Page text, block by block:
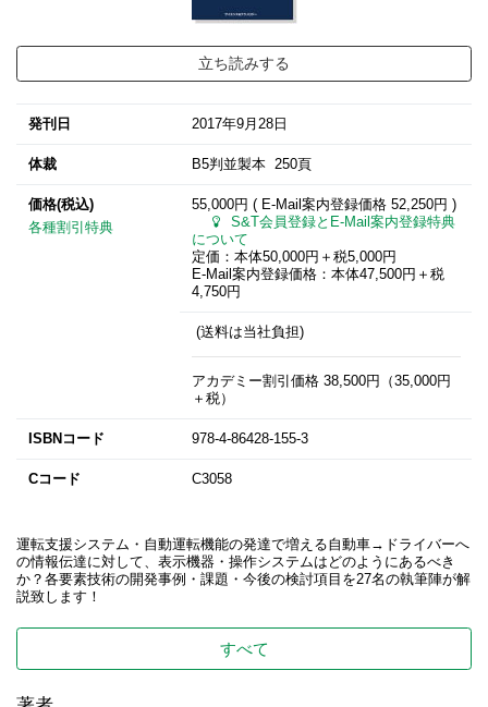
立ち読みする
発刊日 2017年9月28日
体裁 B5判並製本 250頁
価格(税込)
各種割引特典
55,000円 ( E-Mail案内登録価格 52,250円 )
S&T会員登録とE-Mail案内登録特典
について
定価：本体50,000円＋税5,000円
E-Mail案内登録価格：本体47,500円＋税
4,750円
(送料は当社負担)
アカデミー割引価格 38,500円（35,000円
＋税）
ISBNコード 978-4-86428-155-3
Cコード C3058
運転支援システム・自動運転機能の発達で増える自動車→ドライバーへ
の情報伝達に対して、表示機器・操作システムはどのようにあるべき
か？各要素技術の開発事例・課題・今後の検討項目を27名の執筆陣が解
説致します！
すべて